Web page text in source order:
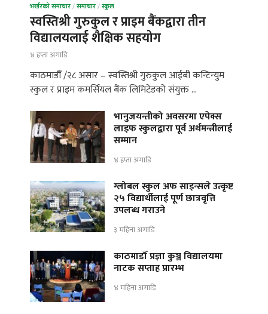
भर्खरको समाचार/समाचार/स्कुल
स्वस्तिश्री गुरुकुल र प्राइम बैंकद्वारा तीन
विद्यालयलाई शैक्षिक सहयोग
४ हप्ता अगाडि
काठमाडौँ /२८ असार – स्वस्तिश्री गुरुकुल आईबी कन्टिन्युम
स्कुल र प्राइम कमर्सियल बैंक लिमिटेडको संयुक्त …
भानुजयन्तीको अवसरमा एपेक्स
लाइफ स्कुलद्वारा पूर्व अर्थमन्त्रीलाई
सम्मान
४ हप्ता अगाडि
ग्लोबल स्कुल अफ साइन्सले उत्कृष्ट
२५ विद्यार्थीलाई पूर्ण छात्रवृत्ति
उपलब्ध गराउने
३ महिना अगाडि
काठमाडौँ प्रज्ञा कुञ्ज विद्यालयमा
नाटक सप्ताह प्रारम्भ
४ महिना अगाडि